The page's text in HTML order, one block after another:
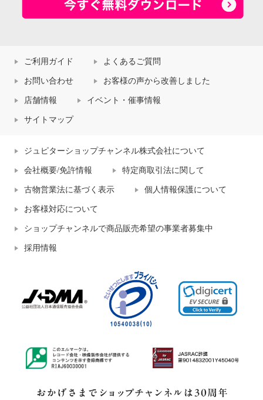
ご利用ガイド よくあるご質問
お問い合わせ お客様の声から改善しました
店舗情報 イベント・催事情報
サイトマップ
ジュピターショップチャンネル株式会社について
会社概要/免許情報 特定商取引法に関して
古物営業法に基づく表示 個人情報保護について
お客様対応について
ショップチャンネルで商品販売希望の事業者募集中
採用情報